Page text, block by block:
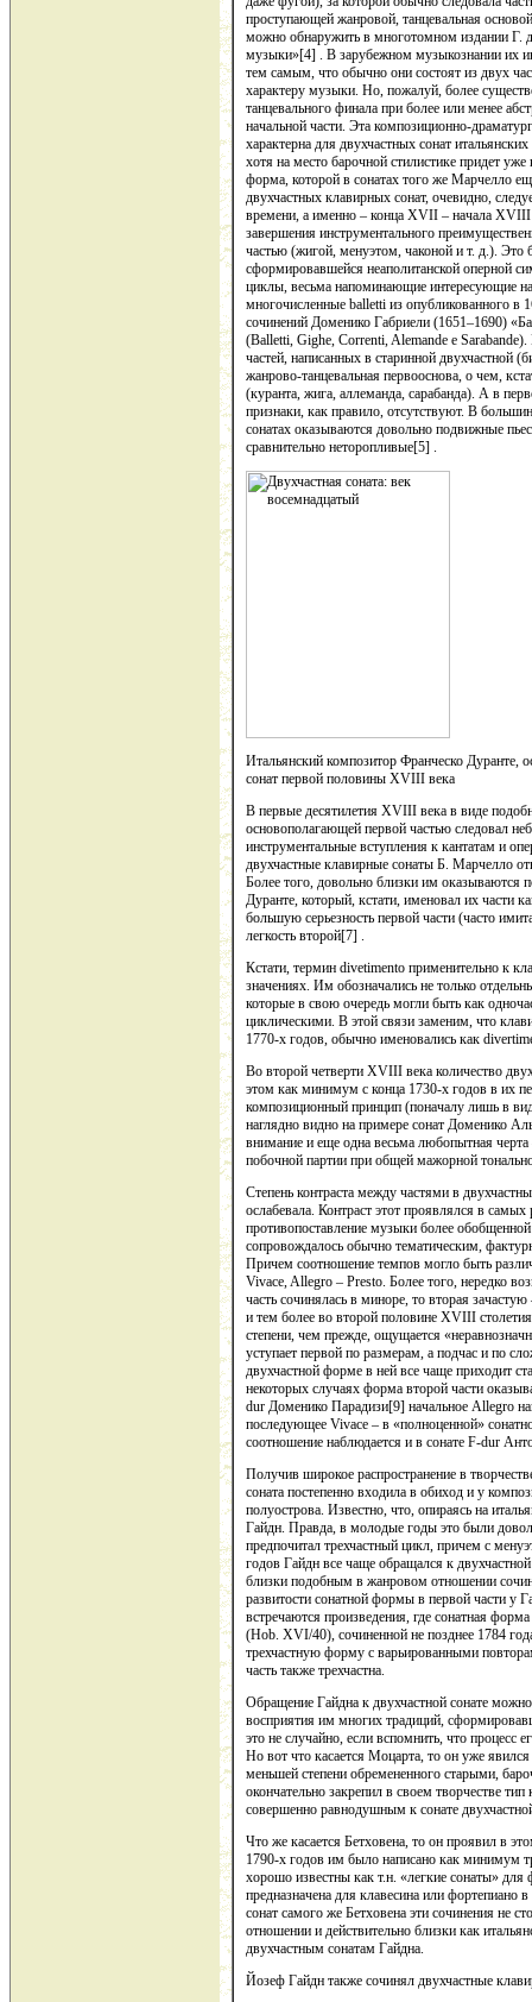
проступающей жанровой, танцевальная
можно обнаружить в многотомном издании Г.
музыки»[4] . В зарубежном музыкознании их
тем самым, что обычно они состоят из двух
характеру музыки. Но, пожалуй, более
танцевального финала при более или менее
начальной части. Эта композиционно-
характерна для двухчастных сонат
хотя на место барочной стилистике придет уже
форма, которой в сонатах того же Марчелло
двухчастных клавирных сонат, очевидно,
времени, а именно – конца XVII – начала XVIII
завершения инструментального
частью (жигой, менуэтом, чаконой и т. д.). Это
сформировавшейся неаполитанской оперной
циклы, весьма напоминающие интересующие
многочисленные balletti из опубликованного в
сочинений Доменико Габриели (1651–1690)
(Balletti, Gighe, Correnti, Alemande e
частей, написанных в старинной двухчастной
жанрово-танцевальная первооснова, о чем,
(куранта, жига, аллеманда, сарабанда). А в
признаки, как правило, отсутствуют. В
сонатах оказываются довольно подвижные
сравнительно неторопливые[5] .
Итальянский композитор Франческо Дуранте,
сонат первой половины XVIII века
В первые десятилетия XVIII века в виде
основополагающей первой частью следовал
инструментальные вступления к кантатам и
двухчастные клавирные сонаты Б. Марчелло
Более того, довольно близки им оказываются
Дуранте, который, кстати, именовал их части
большую серьезность первой части (часто
легкость второй[7] .
Кстати, термин divetimento применительно к
значениях. Им обозначались не только
которые в свою очередь могли быть как
циклическими. В этой связи заменим, что
1770-х годов, обычно именовались как
Во второй четверти XVIII века количество
этом как минимум с конца 1730-х годов в их
композиционный принцип (поначалу лишь в
наглядно видно на примере сонат Доменико
внимание и еще одна весьма любопытная
побочной партии при общей мажорной
Cтепень контраста между частями в
ослабевала. Контраст этот проявлялся в
противопоставление музыки более
сопровождалось обычно тематическим,
Причем соотношение темпов могло быть
Vivace, Allegro – Presto. Более того, нередко
часть сочинялась в миноре, то вторая
и тем более во второй половине XVIII
степени, чем прежде, ощущается
уступает первой по размерам, а подчас и по
двухчастной форме в ней все чаще приходит
некоторых случаях форма второй части
dur Доменико Парадизи[9] начальное Allegro
последующее Vivace – в «полноценной»
соотношение наблюдается и в сонате F-dur
Получив широкое распространение в
соната постепенно входила в обиход и у
полуострова. Известно, что, опираясь на
Гайдн. Правда, в молодые годы это были
предпочитал трехчастный цикл, причем с
годов Гайдн все чаще обращался к
близки подобным в жанровом отношении
развитости сонатной формы в первой части у
встречаются произведения, где сонатная
(Hob. XVI/40), сочиненной не позднее 1784
трехчастную форму с варьированными
часть также трехчастна.
Обращение Гайдна к двухчастной сонате можно
восприятия им многих традиций,
это не случайно, если вспомнить, что процесс
Но вот что касается Моцарта, то он уже
меньшей степени обремененного старыми,
окончательно закрепил в своем творчестве тип
совершенно равнодушным к сонате
Что же касается Бетховена, то он проявил в
1790-х годов им было написано как минимум
хорошо известны как т.н. «легкие сонаты»
предназначена для клавесина или фортепиано
сонат самого же Бетховена эти сочинения не
отношении и действительно близки как
двухчастным сонатам Гайдна.
Йозеф Гайдн также сочинял двухчастные